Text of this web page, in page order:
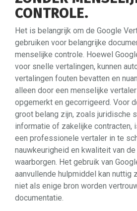
CONTROLE.
Het is belangrijk om de Google
gebruiken voor belangrijke
menselijke controle. Hoewel
voor snelle vertalingen, kunnen
vertalingen fouten bevatten en
alleen door een menselijke
opgemerkt en gecorrigeerd. Voor
groot belang zijn, zoals juridische
informatie of zakelijke contracten,
een professionele vertaler in te
nauwkeurigheid en kwaliteit van
waarborgen. Het gebruik van
aanvullende hulpmiddel kan nuttig
niet als enige bron worden
documentatie.